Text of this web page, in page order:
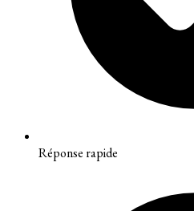
Réponse rapide